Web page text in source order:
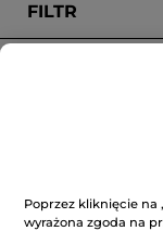
FILTR
Poprzez kliknięcie na
wyrażona zgoda na